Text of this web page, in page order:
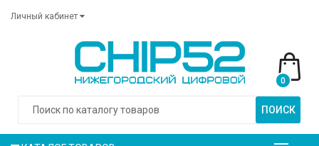
Личный кабинет
ПОИСК
0